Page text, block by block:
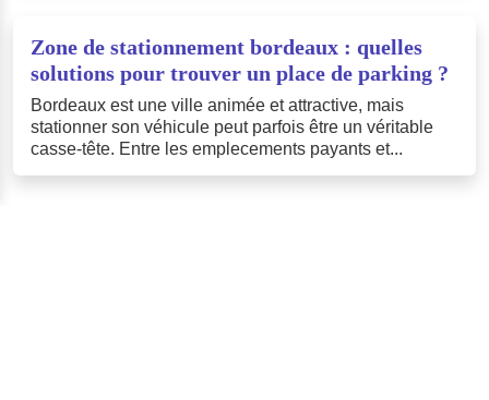
Zone de stationnement bordeaux : quelles
solutions pour trouver un place de parking ?
Bordeaux est une ville animée et attractive, mais
stationner son véhicule peut parfois être un véritable
casse-tête. Entre les emplecements payants et...